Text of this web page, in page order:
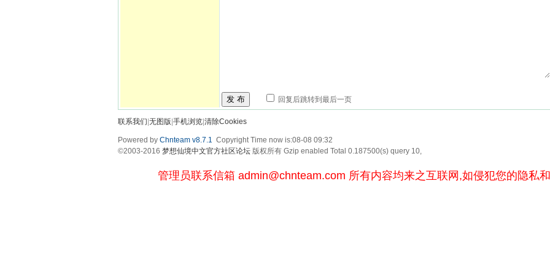
发 布 回复后跳转到最后一页
联系我们 无图版 手机浏览 清除Cookies
Powered by Chnteam v8.7.1 Copyright Time now is:08-08 09:32
©2003-2016 梦想仙境中文官方社区论坛 版权所有 Gzip enabled Total 0.187500(s) query 10,
管理员联系信箱 admin@chnteam.com 所有内容均来之互联网,如侵犯您的隐私